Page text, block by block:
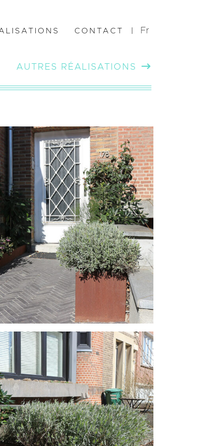
CONTACT Fr
AUTRES RÉALISATIONS